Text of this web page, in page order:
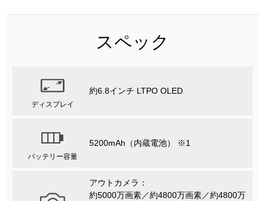
スペック
ディスプレイ
約6.8インチ LTPO OLED
バッテリー容量
5200mAh（内蔵電池） ※1
アウトカメラ：
約5000万画素／約4800万画素／約4800万